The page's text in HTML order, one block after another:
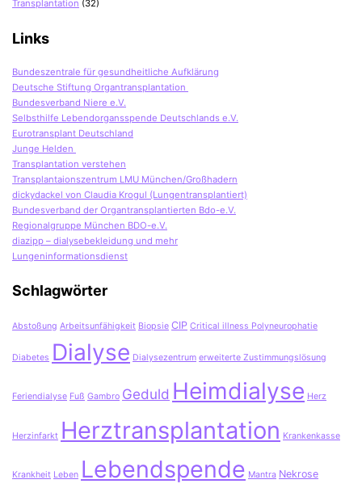
Transplantation (32)
Links
Bundeszentrale für gesundheitliche Aufklärung
Deutsche Stiftung Organtransplantation
Bundesverband Niere e.V.
Selbsthilfe Lebendorgansspende Deutschlands e.V.
Eurotransplant Deutschland
Junge Helden
Transplantation verstehen
Transplantaionszentrum LMU München/Großhadern
dickydackel von Claudia Krogul (Lungentransplantiert)
Bundesverband der Organtransplantierten Bdo-e.V.
Regionalgruppe München BDO-e.V.
diazipp – dialysebekleidung und mehr
Lungeninformationsdienst
Schlagwörter
Abstoßung Arbeitsunfähigkeit Biopsie CIP Critical illness Polyneurophatie
Diabetes Dialyse Dialysezentrum erweiterte Zustimmungslösung
Feriendialyse Fuß Gambro Geduld Heimdialyse Herz
Herzinfarkt Herztransplantation Krankenkasse
Krankheit Leben Lebendspende Mantra Nekrose